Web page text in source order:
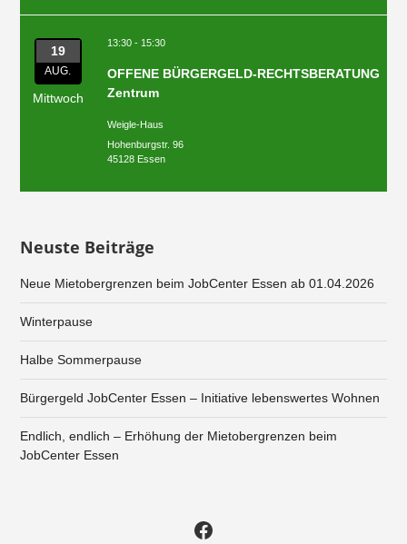
19
AUG.
Mittwoch
13:30 - 15:30
OFFENE BÜRGERGELD-RECHTSBERATUNG
Zentrum
Weigle-Haus
Hohenburgstr. 96
45128 Essen
Neuste Beiträge
Neue Mietobergrenzen beim JobCenter Essen ab 01.04.2026
Winterpause
Halbe Sommerpause
Bürgergeld JobCenter Essen – Initiative lebenswertes Wohnen
Endlich, endlich – Erhöhung der Mietobergrenzen beim
JobCenter Essen
Facebook